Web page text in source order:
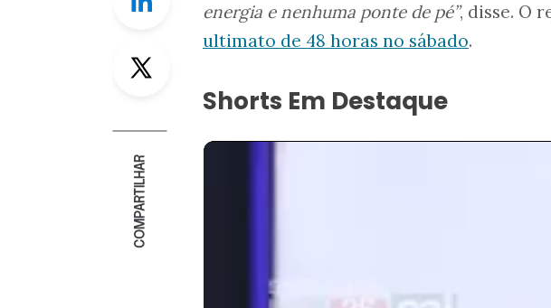
Twitter
COMPARTILHAR
energia e nenhuma ponte de pé”, disse. O
ultimato de 48 horas no sábado.
Shorts Em Destaque